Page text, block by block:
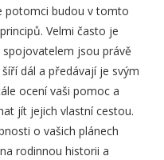
potomci budou v tomto
Velmi často je
jsou právě
dál a předávají je svým
ocení vaši pomoc a
jít jejich vlastní cestou.
o vašich plánech
rodinnou historii a